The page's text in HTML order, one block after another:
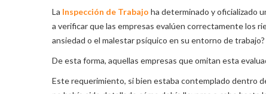
La Inspección de Trabajo ha determinado y oficializado
a verificar que las empresas evalúen correctamente los
ansiedad o el malestar psíquico en su entorno de trabajo?
De esta forma, aquellas empresas que omitan esta
Este requerimiento, si bien estaba contemplado dentro